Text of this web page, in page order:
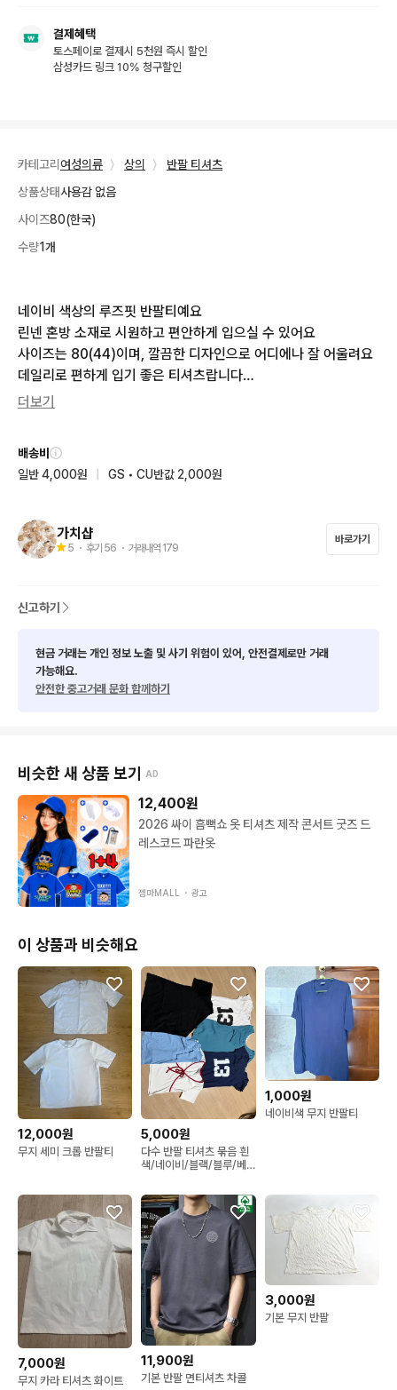
결제혜택
토스페이로 결제시 5천원 즉시 할인
삼성카드 링크 10% 청구할인
카테고리 여성의류 〉 상의 〉
반팔 티셔츠
상품상태사용감 없음
사이즈80(한국)
수량1개
네이비 색상의 루즈핏 반팔티예요
린넨 혼방 소재로 시원하고 편안하게 입으실 수 있어요
사이즈는 80(44)이며, 깔끔한 디자인으로 어디에나 잘 어울려요
데일리로 편하게 입기 좋은 티셔츠랍니다
☆ 최대한 깨끗히 손질해서 보내드리지만
☆ 교환반품은 어려우니 신중한  구매부탁드려요
☆ 깨끗한 물품만 올려요
반택 2000
더보기
배송비
일반 4,000원
GS • CU반값 2,000원
가치샵
5 ・ 후기 56 ・ 거래내역 179
바로가기
신고하기
현금 거래는 개인 정보 노출 및 사기 위험이 있어, 안전결제로만 거래
가능해요.
안전한 중고거래 문화 함께하기
비슷한 새 상품 보기 AD
12,400원
2026 싸이 흠뻑쇼 옷 티셔츠 제작 콘서트 굿즈 드
레스코드 파란옷
젬마MALL ・ 광고
이 상품과 비슷해요
12,000원
무지 세미 크롭 반팔티
5,000원
다수 반팔 티셔츠 묶음 흰
색/네이비/블랙/블루/베
1,000원
네이비색 무지 반팔티
7,000원
무지 카라 티셔츠 화이트
11,900원
기본 반팔 면티셔츠 차콜
3,000원
기본 무지 반팔